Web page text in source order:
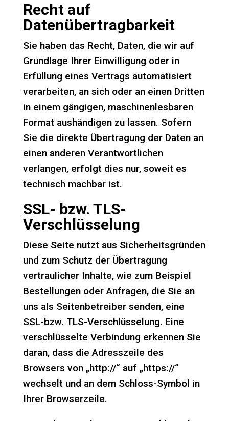
Recht auf
Datenübertragbarkeit
Sie haben das Recht, Daten, die wir auf
Grundlage Ihrer Einwilligung oder in
Erfüllung eines Vertrags automatisiert
verarbeiten, an sich oder an einen Dritten
in einem gängigen, maschinenlesbaren
Format aushändigen zu lassen. Sofern
Sie die direkte Übertragung der Daten an
einen anderen Verantwortlichen
verlangen, erfolgt dies nur, soweit es
technisch machbar ist.
SSL- bzw. TLS-
Verschlüsselung
Diese Seite nutzt aus Sicherheitsgründen
und zum Schutz der Übertragung
vertraulicher Inhalte, wie zum Beispiel
Bestellungen oder Anfragen, die Sie an
uns als Seitenbetreiber senden, eine
SSL-bzw. TLS-Verschlüsselung. Eine
verschlüsselte Verbindung erkennen Sie
daran, dass die Adresszeile des
Browsers von „http://“ auf „https://“
wechselt und an dem Schloss-Symbol in
Ihrer Browserzeile.